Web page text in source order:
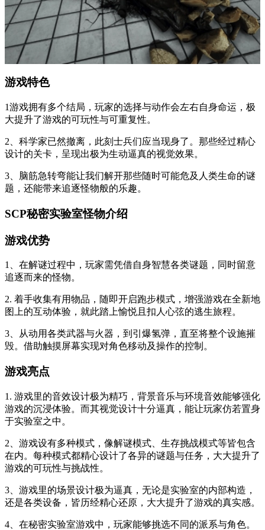
游戏特色
1游戏拥有多个结局，玩家的选择与动作会左右自身命运，极
大提升了游戏的可玩性与可重复性。
2、科学家已然撤离，此刻士兵们应当现身了。那些经过精心
设计的关卡，呈现出极为生动逼真的视觉效果。
3、脑筋急转弯能让我们解开那些随时可能危及人类生命的谜
题，还能带来追逐怪物般的乐趣。
SCP秘密实验室怪物介绍
游戏优势
1、在解谜过程中，玩家需凭借自身智慧各类谜题，同时留意
追逐而来的怪物。
2. 着手收集有用物品，随即开启跑步模式，增强游戏在全新地
图上的互动体验，就此踏上愉悦且扣人心弦的逃生旅程。
3、从动用各类武器与火器，到引爆氢弹，直至将整个设施摧
毁。借助触摸屏幕实现对角色移动及操作的控制。
游戏亮点
1. 游戏里的音效设计极为精巧，背景音乐与环境音效能够强化
游戏的沉浸体验。而其视觉设计十分逼真，能让玩家仿若置身
于实验室之中。
2、游戏设有多种模式，像解谜模式、生存挑战模式等皆包含
在内。每种模式都精心设计了各异的谜题与任务，大大提升了
游戏的可玩性与挑战性。
3、游戏里的场景设计极为逼真，无论是实验室的内部构造，
还是各类设备，皆历经精心还原，大大提升了游戏的真实感。
4、在秘密实验室游戏中，玩家能够挑选不同的派系与角色。